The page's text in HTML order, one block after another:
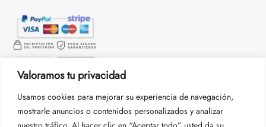
Valoramos tu privacidad
Usamos cookies para mejorar su experiencia de navegación,
mostrarle anuncios o contenidos personalizados y analizar